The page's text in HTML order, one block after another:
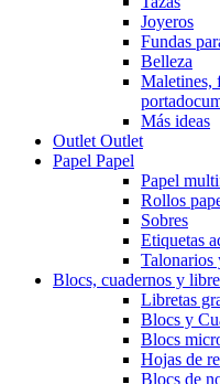
Joyeros
Fundas
Belleza
Maletines,
Más ideas
Outlet Outlet
Papel Papel
Papel
Rollos
Sobres
Etiquetas
Talonarios
Blocs, cuadernos y
Libretas
Blocs y
Blocs
Hojas de
Blocs de